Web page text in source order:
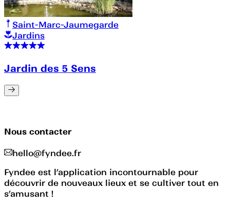
Saint-Marc-Jaumegarde
Jardins
Jardin des 5 Sens
Nous contacter
hello@fyndee.fr
Fyndee est l’application incontournable pour
découvrir de nouveaux lieux et se cultiver tout en
s’amusant !